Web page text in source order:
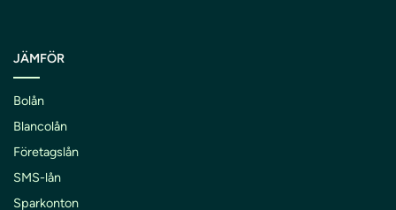
JÄMFÖR
Bolån
Blancolån
Företagslån
SMS-lån
Sparkonton